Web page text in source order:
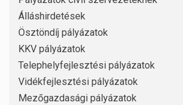
Álláshirdetések
Ösztöndíj pályázatok
KKV pályázatok
Telephelyfejlesztési pályázatok
Vidékfejlesztési pályázatok
Mezőgazdasági pályázatok